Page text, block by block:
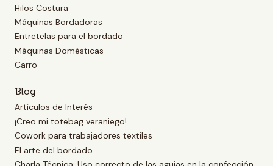
Hilos Costura
Máquinas Bordadoras
Entretelas para el bordado
Máquinas Domésticas
Carro
Blog
Artículos de Interés
¡Creo mi totebag veraniego!
Cowork para trabajadores textiles
El arte del bordado